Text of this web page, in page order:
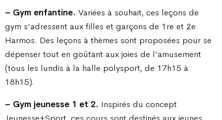
– Gym enfantine. Variées à souhait, ces leçons de
gym s’adressent aux filles et garçons de 1re et 2e
Harmos. Des leçons à thèmes sont proposées pour se
dépenser tout en goûtant aux joies de l’amusement
(tous les lundis à la halle polysport, de 17h15 à
18h15).
– Gym jeunesse 1 et 2. Inspirés du concept